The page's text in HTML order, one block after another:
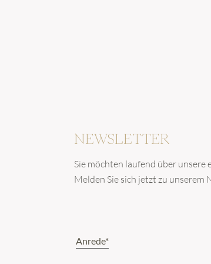
NEWSLETTER
Sie möchten laufend über
Melden Sie sich jetzt zu unserem